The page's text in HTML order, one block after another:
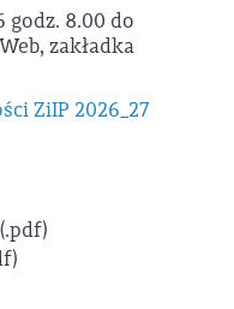
godz. 8.00 do
zakładka
ZiIP 2026_27
(.pdf)